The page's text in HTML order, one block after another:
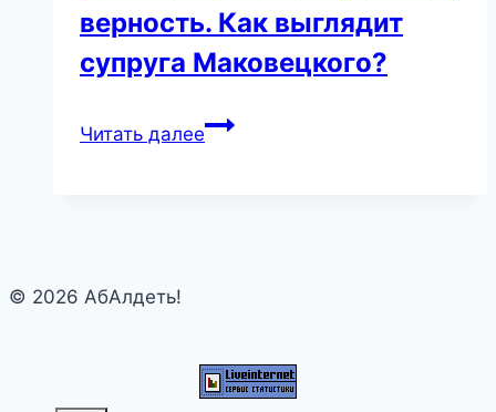
верность. Как выглядит
супруга Маковецкого?
Читать далееЕго
лет
он
© 2026 АбАлдеть!